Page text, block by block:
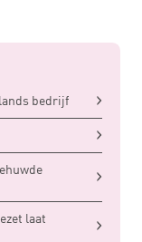
bedrijf
laat